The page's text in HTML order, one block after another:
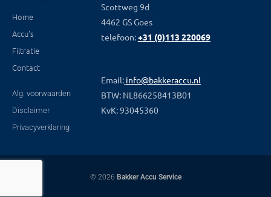
Home
Accu's
Filtratie
Contact
Alg. voorwaarden
Disclaimer
Privacyverklaring
Scottweg 9d
4462 GS Goes
telefoon:+31 (0)113 220069
Email: info@bakkeraccu.nl
BTW: NL866258413B01
KvK: 93045360
© 2026 Bakker Accu Service